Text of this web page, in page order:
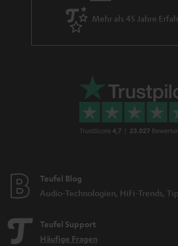
Mehr als 45 Jahre
Teufel Blog
Audio-Technologien, HiFi-Trends,
Teufel Support
Häufige Fragen